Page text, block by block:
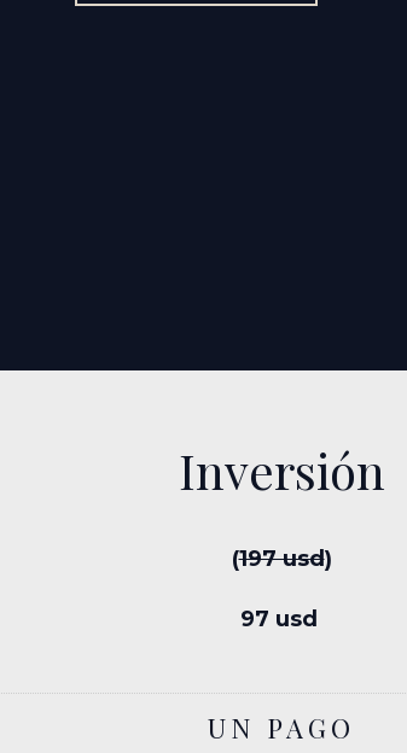
Inversión
(197 usd)
97 usd
UN PAGO